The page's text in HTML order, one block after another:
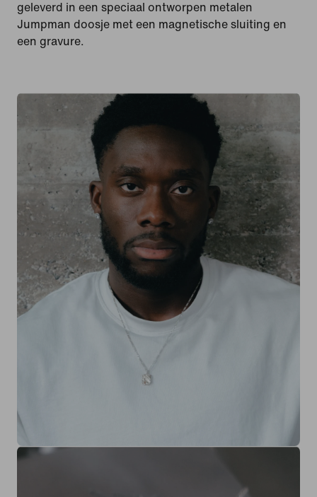
geleverd in een speciaal ontworpen metalen
Jumpman doosje met een magnetische sluiting en
een gravure.